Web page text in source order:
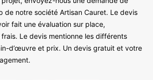
de notre société Artisan Cauret. Le devis
fait une évaluation sur place,
Le devis mentionne les différents
d’œuvre et prix. Un devis gratuit et votre